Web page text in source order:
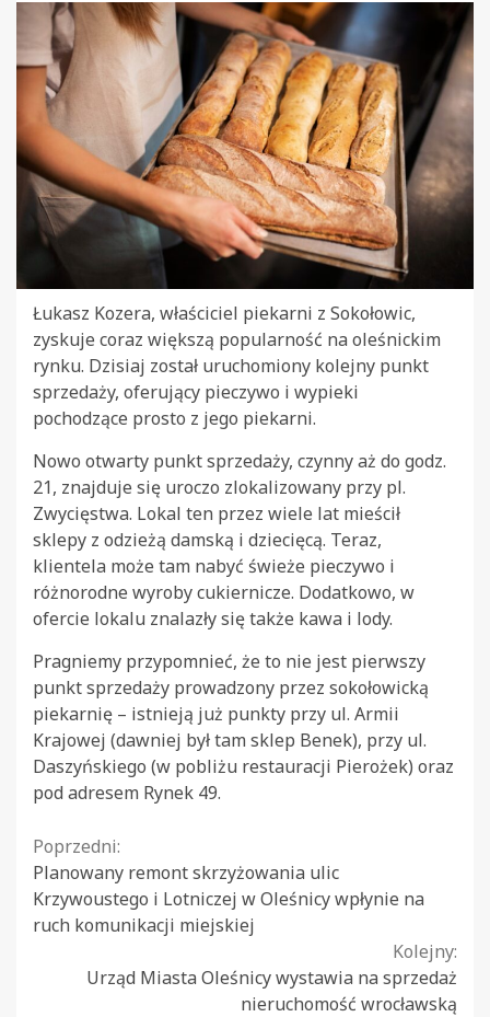
Łukasz Kozera, właściciel piekarni z Sokołowic,
zyskuje coraz większą popularność na oleśnickim
rynku. Dzisiaj został uruchomiony kolejny punkt
sprzedaży, oferujący pieczywo i wypieki
pochodzące prosto z jego piekarni.
Nowo otwarty punkt sprzedaży, czynny aż do godz.
21, znajduje się uroczo zlokalizowany przy pl.
Zwycięstwa. Lokal ten przez wiele lat mieścił
sklepy z odzieżą damską i dziecięcą. Teraz,
klientela może tam nabyć świeże pieczywo i
różnorodne wyroby cukiernicze. Dodatkowo, w
ofercie lokalu znalazły się także kawa i lody.
Pragniemy przypomnieć, że to nie jest pierwszy
punkt sprzedaży prowadzony przez sokołowicką
piekarnię – istnieją już punkty przy ul. Armii
Krajowej (dawniej był tam sklep Benek), przy ul.
Daszyńskiego (w pobliżu restauracji Pierożek) oraz
pod adresem Rynek 49.
Continue
Reading
Poprzedni:
Planowany remont skrzyżowania ulic
Krzywoustego i Lotniczej w Oleśnicy wpłynie na
ruch komunikacji miejskiej
Kolejny:
Urząd Miasta Oleśnicy wystawia na sprzedaż
nieruchomość wrocławską